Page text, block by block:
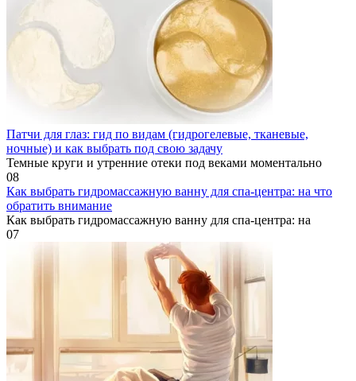
Патчи для глаз: гид по видам (гидрогелевые, тканевые,
ночные) и как выбрать под свою задачу
Темные круги и утренние отеки под веками моментально
08
Как выбрать гидромассажную ванну для спа-центра: на что
обратить внимание
Как выбрать гидромассажную ванну для спа-центра: на
07